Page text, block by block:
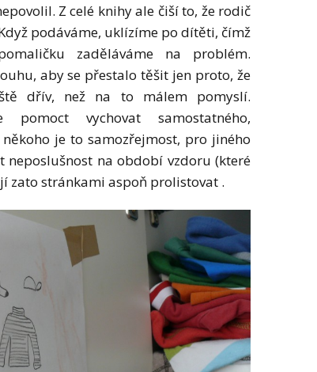
Z celé knihy ale čiší to, že rodič
podáváme, uklízíme po dítěti, čímž
zaděláváme na problém.
aby se přestalo těšit jen proto, že
dřív, než na to málem pomyslí.
vychovat samostatného,
je to samozřejmost, pro jiného
neposlušnost na období vzdoru (které
zato stránkami aspoň prolistovat .